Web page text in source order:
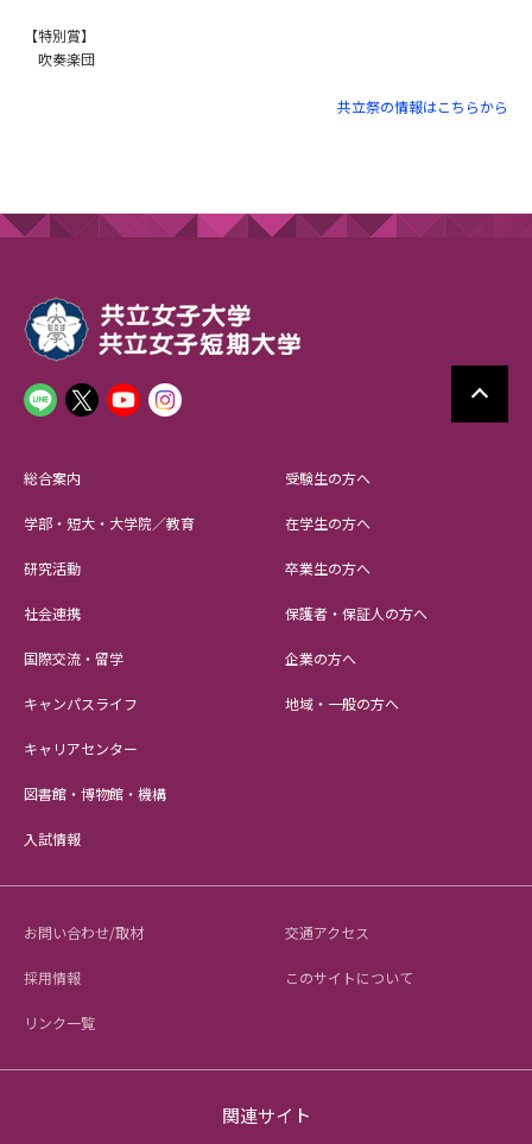
【特別賞】
吹奏楽団
共立祭の情報はこちらから
総合案内
学部・短大・大学院／教育
研究活動
社会連携
国際交流・留学
キャンパスライフ
キャリアセンター
図書館・博物館・機構
入試情報
受験生の方へ
在学生の方へ
卒業生の方へ
保護者・保証人の方へ
企業の方へ
地域・一般の方へ
お問い合わせ/取材 交通アクセス
採用情報 このサイトについて
リンク一覧
関連サイト